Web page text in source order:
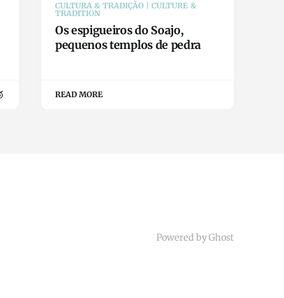
CULTURA & TRADIÇÃO | CULTURE &
TRADITION
Os espigueiros do Soajo,
pequenos templos de pedra
READ MORE
Powered by Ghost